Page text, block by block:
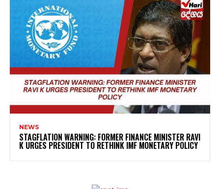
NEWS
STAGFLATION WARNING: FORMER FINANCE MINISTER RAVI
K URGES PRESIDENT TO RETHINK IMF MONETARY POLICY